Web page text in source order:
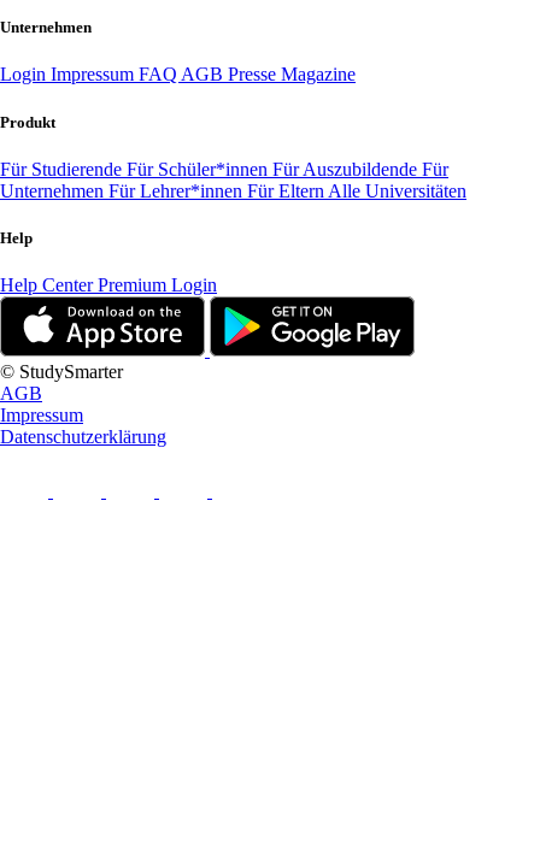
Unternehmen
Login Impressum FAQ AGB Presse Magazine
Produkt
Für Studierende Für Schüler*innen Für Auszubildende Für
Unternehmen Für Lehrer*innen Für Eltern Alle Universitäten
Help
Help CenterPremium Login
© StudySmarter
AGB
Impressum
Datenschutzerklärung